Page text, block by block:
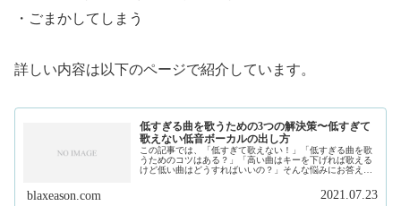
・ごまかしてしまう
詳しい内容は以下のページで紹介しています。
低すぎる曲を歌うための3つの解決策〜低すぎて
歌えない低音ボーカルの出し方
この記事では、「低すぎて歌えない！」「低すぎる曲を歌
うためのコツはある？」「高い曲はキーを下げれば歌える
けど低い曲はどうすればいいの？」そんな悩みにお答えし
blaxeason.com 2021.07.23